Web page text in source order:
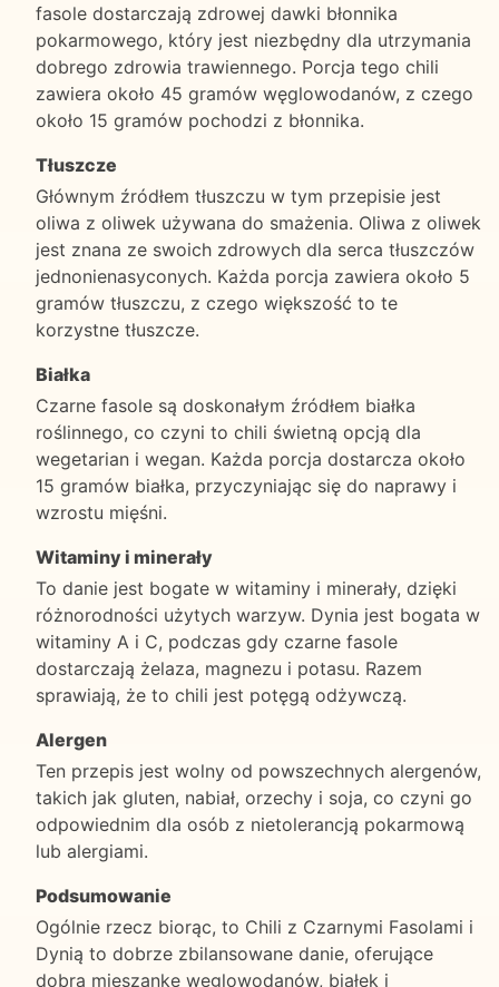
fasole dostarczają zdrowej dawki błonnika
pokarmowego, który jest niezbędny dla utrzymania
dobrego zdrowia trawiennego. Porcja tego chili
zawiera około 45 gramów węglowodanów, z czego
około 15 gramów pochodzi z błonnika.
Tłuszcze
Głównym źródłem tłuszczu w tym przepisie jest
oliwa z oliwek używana do smażenia. Oliwa z oliwek
jest znana ze swoich zdrowych dla serca tłuszczów
jednonienasyconych. Każda porcja zawiera około 5
gramów tłuszczu, z czego większość to te
korzystne tłuszcze.
Białka
Czarne fasole są doskonałym źródłem białka
roślinnego, co czyni to chili świetną opcją dla
wegetarian i wegan. Każda porcja dostarcza około
15 gramów białka, przyczyniając się do naprawy i
wzrostu mięśni.
Witaminy i minerały
To danie jest bogate w witaminy i minerały, dzięki
różnorodności użytych warzyw. Dynia jest bogata w
witaminy A i C, podczas gdy czarne fasole
dostarczają żelaza, magnezu i potasu. Razem
sprawiają, że to chili jest potęgą odżywczą.
Alergen
Ten przepis jest wolny od powszechnych alergenów,
takich jak gluten, nabiał, orzechy i soja, co czyni go
odpowiednim dla osób z nietolerancją pokarmową
lub alergiami.
Podsumowanie
Ogólnie rzecz biorąc, to Chili z Czarnymi Fasolami i
Dynią to dobrze zbilansowane danie, oferujące
dobrą mieszankę węglowodanów, białek i